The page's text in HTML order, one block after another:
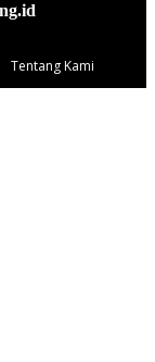
Tentang Kami